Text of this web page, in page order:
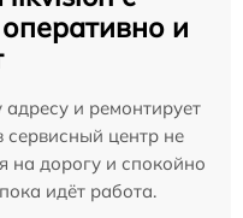
и
и ремонтирует
сервисный центр не
на дорогу и спокойно
идёт работа.